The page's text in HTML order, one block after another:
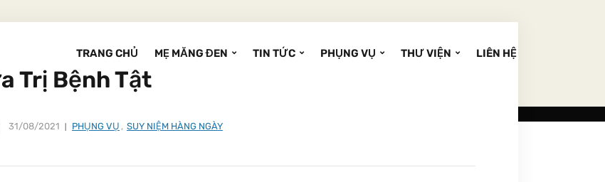
TRANG CHỦ MẸ MĂNG ĐEN TIN TỨC PHỤNG VỤ THƯ VIỆN LIÊN HỆ
Trị Bệnh Tật
31/08/2021 PHỤNG VỤ , SUY NIỆM HÀNG NGÀY